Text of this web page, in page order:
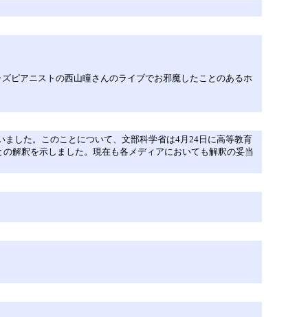
ピアニストの西山瞳さんのライブでお邪魔したことのあるホ
した。このことについて、文部科学省は4月24日に高等教育
解釈を示しました。現在も各メディアにおいても解釈の妥当